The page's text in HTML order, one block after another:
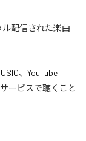
ル配信された楽曲
、 YouTube
ービスで聴くこと